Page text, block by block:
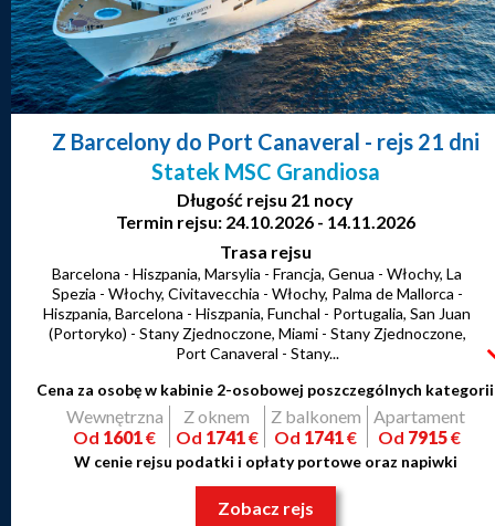
Z Barcelony do Port Canaveral - rejs 21 dni
Statek MSC Grandiosa
Długość rejsu 21 nocy
Termin rejsu: 24.10.2026 - 14.11.2026
Trasa rejsu
Barcelona - Hiszpania, Marsylia - Francja, Genua - Włochy, La
Spezia - Włochy, Civitavecchia - Włochy, Palma de Mallorca -
Hiszpania, Barcelona - Hiszpania, Funchal - Portugalia, San Juan
(Portoryko) - Stany Zjednoczone, Miami - Stany Zjednoczone,
Port Canaveral - Stany...
Cena za osobę w kabinie 2-osobowej poszczególnych kategorii
Wewnętrzna
Od 1601 €
Z oknem
Od 1741 €
Z balkonem
Od 1741 €
Apartament
Od 7915€
W cenie rejsu podatki i opłaty portowe oraz napiwki
Zobacz rejs